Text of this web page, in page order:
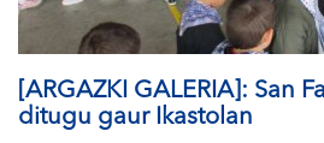
[ARGAZKI GALERIA]: San
ditugu gaur Ikastolan